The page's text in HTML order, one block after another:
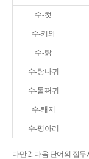
수-컷
수-키와
수-탉
수-탕나귀
수-톨쩌귀
수-퇘지
수-평아리
다만 2. 다음 단어의 접